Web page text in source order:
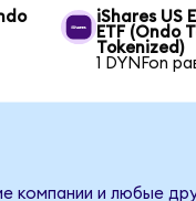
iShares US
ETF (Ondo
Tokenized)
1 DYNFon
компании и любые